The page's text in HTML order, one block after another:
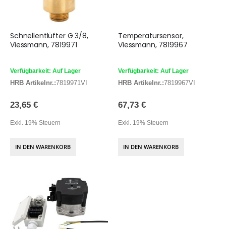
Schnellentlüfter G 3/8,
Viessmann, 7819971
Verfügbarkeit: Auf Lager
HRB Artikelnr.:7819971VI
23,65 €
Exkl. 19% Steuern
IN DEN WARENKORB
Temperatursensor,
Viessmann, 7819967
Verfügbarkeit: Auf Lager
HRB Artikelnr.:7819967VI
67,73 €
Exkl. 19% Steuern
IN DEN WARENKORB